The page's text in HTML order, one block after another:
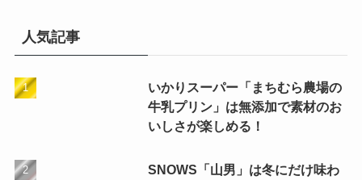
人気記事
いかりスーパー「まちむら農場の
牛乳プリン」は無添加で素材のお
いしさが楽しめる！
SNOWS「山男」は冬にだけ味わ